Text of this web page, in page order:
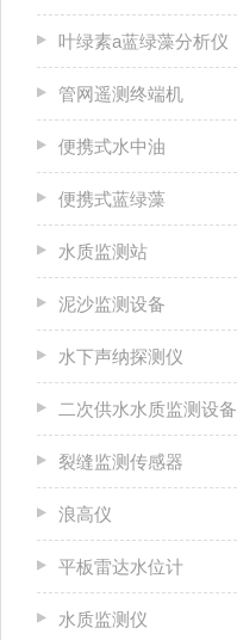
叶绿素a蓝绿藻分析仪
管网遥测终端机
便携式水中油
便携式蓝绿藻
水质监测站
泥沙监测设备
水下声纳探测仪
二次供水水质监测设备
裂缝监测传感器
浪高仪
平板雷达水位计
水质监测仪